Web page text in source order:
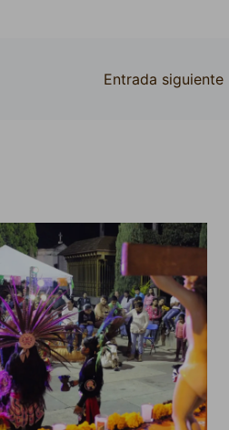
Entrada siguiente